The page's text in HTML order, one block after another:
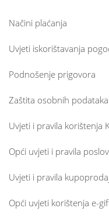
Načini plaćanja
Uvjeti iskorištavanja
Podnošenje prigovora
Zaštita osobnih podataka
Uvjeti i pravila korištenja
Opći uvjeti i pravila
Uvjeti i pravila
Opći uvjeti korištenja e-